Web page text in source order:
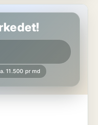
11.500 pr md